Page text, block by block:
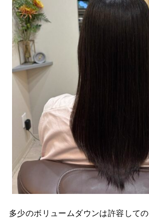
多少のボリュームダウンは許容しての